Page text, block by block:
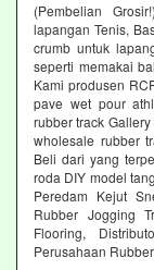
(Pembelian
lapangan Tenis,
crumb untuk
seperti memakai
Kami produsen
pave wet pour
rubber track
wholesale rubber
Beli dari yang
roda DIY model
Peredam Kejut
Rubber Jogging
Flooring,
Perusahaan